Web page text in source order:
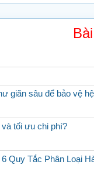
giãn sâu để bảo vệ
tối ưu chi phí?
Quy Tắc Phân Loại